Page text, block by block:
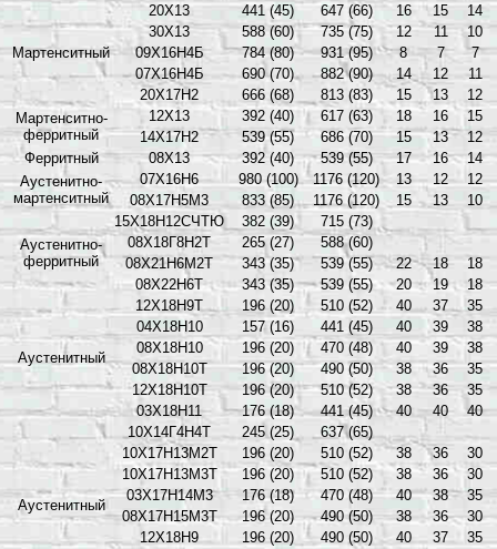
Мартенситный
20X13 441 (45) 647 (66) 16 15
14
30X13
588 (60) 735 (75) 12 11
10
09X16Н4Б
784 (80) 931 (95) 8 7
7
07Х16Н4Б
690 (70) 882 (90) 14 12
11
20Х17Н2
666 (68) 813 (83) 15 13
12
Мартенситно-
ферритный
12X13 392 (40) 617 (63) 18 16
15
14Х17Н2
539 (55) 686 (70) 15 13
12
Ферритный
08X13 392 (40) 539 (55) 17 16
14
Аустенитно-
мартенситный
07Х16Н6 980 (100) 1176 (120) 13 12
12
08Х17Н5М3
833 (85) 1176 (120) 15 13 10
Аустенитно-
ферритный
15Х18Н12СЧТЮ 382 (39)
715 (73)
08Х18Г8Н2Т
265 (27)
588 (60)
08Х21Н6М2Т
343 (35) 539 (55) 22 18
18
08Х22Н6Т
343 (35) 539 (55) 20 19 18
Аустенитный
12X18Н9Т 196 (20) 510 (52) 40 37
35
04Х18Н10
157 (16) 441 (45) 40 39
38
08Х18Н10
196 (20) 470 (48) 40 39
38
08Х18Н10Т
196 (20) 490 (50) 38 36
35
12Х18Н10Т
196 (20) 510 (52) 38 36
35
03Х18Н11
176 (18) 441 (45) 40 40 40
Аустенитный
10Х14Г4Н4Т 245 (25)
637 (65)
10Х17Н13М2Т
196 (20) 510 (52) 38 36
30
10Х17Н13М3Т
196 (20) 510 (52) 38 36
30
03Х17Н14М3
176 (18) 470 (48) 40 38
35
08Х17Н15М3Т
196 (20) 490 (50) 38 36
30
12Х18Н9
196 (20) 490 (50) 40 37
35